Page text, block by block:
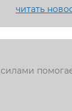
читать